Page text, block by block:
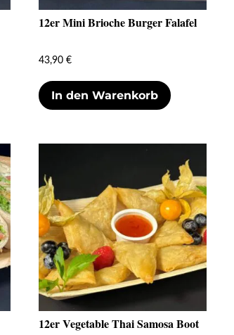
12er Mini Brioche Burger Falafel
43,90€
In den Warenkorb
12er Vegetable Thai Samosa Boot